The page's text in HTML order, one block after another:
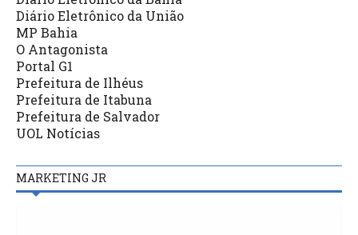
Diário Eletrônico da União
MP Bahia
O Antagonista
Portal G1
Prefeitura de Ilhéus
Prefeitura de Itabuna
Prefeitura de Salvador
UOL Notícias
MARKETING JR